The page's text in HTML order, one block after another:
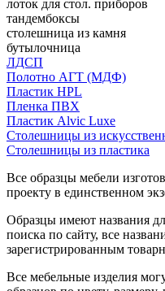
лоток для стол. приборов
тандембоксы
столешница из камня
бутылочница
ЛДСП
Полотно АГТ (МДФ)
Пластик HPL
Пленка ПВХ
Пластик Alvic Luxe
Столешницы из
Столешницы из пластика
Все образцы мебели
проекту в единственном
Образцы имеют названия
поиска по сайту, все
зарегистрированным
Все мебельные изделия